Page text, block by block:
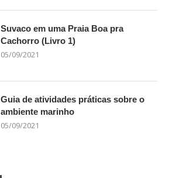
Suvaco em uma Praia Boa pra
Cachorro (Livro 1)
05/09/2021
Guia de atividades práticas sobre o
ambiente marinho
05/09/2021